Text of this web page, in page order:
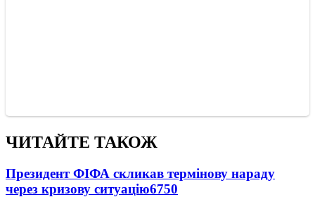
ЧИТАЙТЕ ТАКОЖ
Президент ФІФА скликав термінову нараду
через кризову ситуацію6750